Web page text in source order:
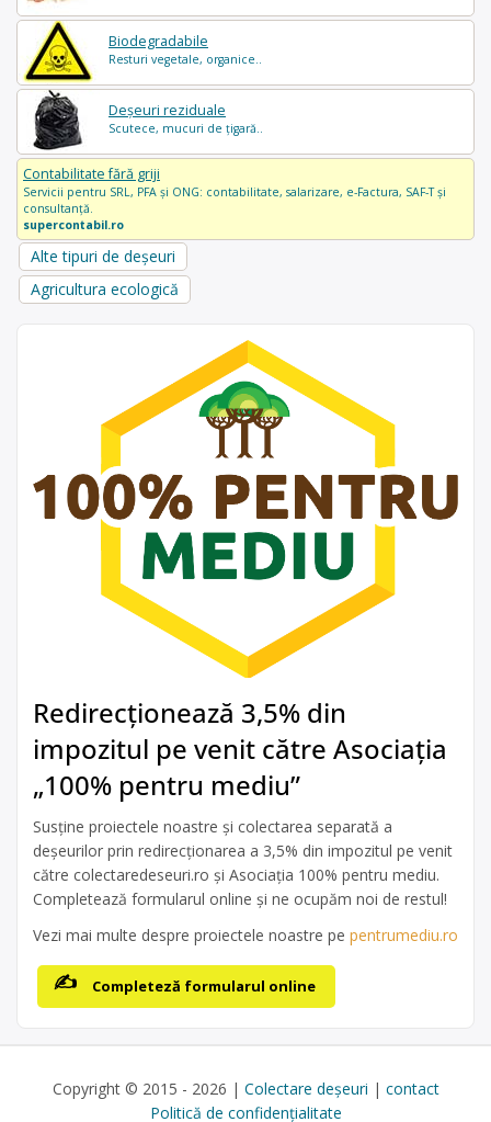
Biodegradabile
Resturi vegetale, organice..
Deșeuri reziduale
Scutece, mucuri de țigară..
Contabilitate fără griji
Servicii pentru SRL, PFA și ONG: contabilitate, salarizare, e-Factura, SAF-T și
consultanță.
supercontabil.ro
Alte tipuri de deșeuri
Agricultura ecologică
Redirecționează 3,5% din
impozitul pe venit către Asociația
„100% pentru mediu”
Susține proiectele noastre și colectarea separată a
deșeurilor prin redirecționarea a 3,5% din impozitul pe venit
către colectaredeseuri.ro și Asociația 100% pentru mediu.
Completează formularul online și ne ocupăm noi de restul!
Vezi mai multe despre proiectele noastre pe pentrumediu.ro
Completeză formularul online
Copyright © 2015 - 2026 | Colectare deșeuri | contact
Politică de confidențialitate